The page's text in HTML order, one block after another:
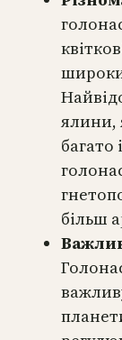
ялини,
більш